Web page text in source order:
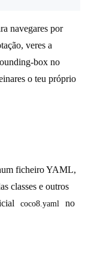
navegares por
veres a
box no
o teu próprio
ficheiro YAML,
classes e outros
coco8.yaml
no